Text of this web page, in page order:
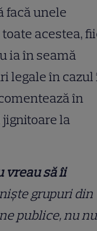
facă unele
acestea,
ia în seamă
legale în cazul
în
la
vreau să îi
grupuri din
publice, nu